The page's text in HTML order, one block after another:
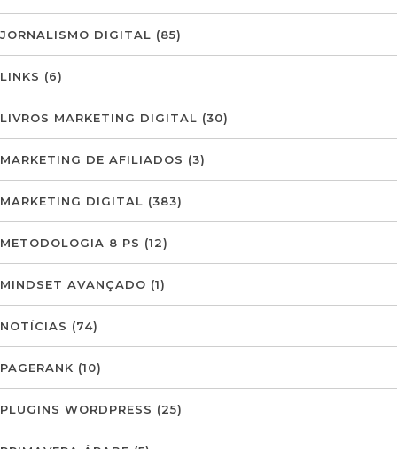
JORNALISMO DIGITAL (85)
LINKS (6)
LIVROS MARKETING DIGITAL (30)
MARKETING DE AFILIADOS (3)
MARKETING DIGITAL (383)
METODOLOGIA 8 PS (12)
MINDSET AVANÇADO (1)
NOTÍCIAS (74)
PAGERANK (10)
PLUGINS WORDPRESS (25)